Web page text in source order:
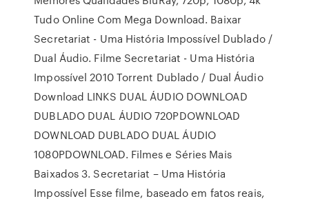
Tudo Online Com Mega Download. Baixar
Secretariat - Uma História Impossível Dublado /
Dual Áudio. Filme Secretariat - Uma História
Impossível 2010 Torrent Dublado / Dual Áudio
Download LINKS DUAL ÁUDIO DOWNLOAD
DUBLADO DUAL ÁUDIO 720PDOWNLOAD
DOWNLOAD DUBLADO DUAL ÁUDIO
1080PDOWNLOAD. Filmes e Séries Mais
Baixados 3. Secretariat – Uma História
Impossível Esse filme, baseado em fatos reais,